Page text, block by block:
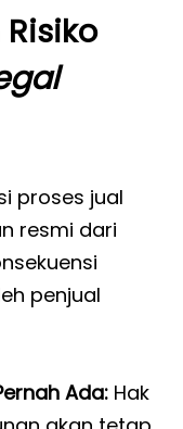
proses jual
resmi dari
penjual
Ada: Hak